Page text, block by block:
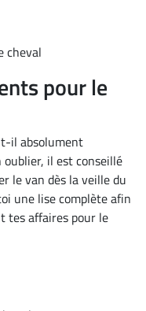
pour le
il absolument
il est conseillé
le van dès la veille du
une lise complète afin
tes affaires pour le